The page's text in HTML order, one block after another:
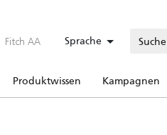
Fitch AA Sprache
Produktwissen Kampagnen